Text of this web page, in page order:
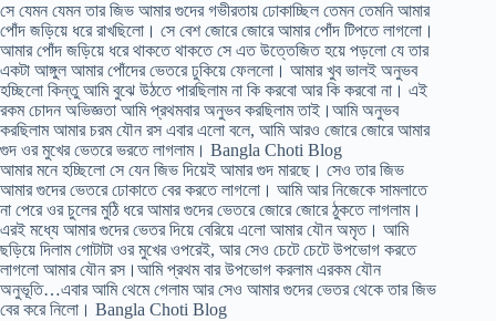
সে যেমন যেমন তার জিভ আমার গুদের গভীরতায় ঢোকাচ্ছিল তেমন তেমনি আমার
পোঁদ জড়িয়ে ধরে রাখছিলো। সে বেশ জোরে জোরে আমার পোঁদ টিপতে লাগলো।
আমার পোঁদ জড়িয়ে ধরে থাকতে থাকতে সে এত উত্তেজিত হয়ে পড়লো যে তার
একটা আঙ্গুল আমার পোঁদের ভেতরে ঢুকিয়ে ফেললো। আমার খুব ভালই অনুভব
হচ্ছিলো কিন্তু আমি বুঝে উঠতে পারছিলাম না কি করবো আর কি করবো না। এই
রকম চোদন অভিজ্ঞতা আমি প্রথমবার অনুভব করছিলাম তাই।আমি অনুভব
করছিলাম আমার চরম যৌন রস এবার এলো বলে, আমি আরও জোরে জোরে আমার
গুদ ওর মুখের ভেতরে ভরতে লাগলাম। Bangla Choti Blog
আমার মনে হচ্ছিলো সে যেন জিভ দিয়েই আমার গুদ মারছে। সেও তার জিভ
আমার গুদের ভেতরে ঢোকাতে বের করতে লাগলো। আমি আর নিজেকে সামলাতে
না পেরে ওর চুলের মুঠি ধরে আমার গুদের ভেতরে জোরে জোরে ঠুকতে লাগলাম।
এরই মধ্যে আমার গুদের ভেতর দিয়ে বেরিয়ে এলো আমার যৌন অমৃত। আমি
ছড়িয়ে দিলাম গোটাটা ওর মুখের ওপরেই, আর সেও চেটে চেটে উপভোগ করতে
লাগলো আমার যৌন রস।আমি প্রথম বার উপভোগ করলাম এরকম যৌন
অনুভূতি…এবার আমি থেমে গেলাম আর সেও আমার গুদের ভেতর থেকে তার জিভ
বের করে নিলো। Bangla Choti Blog